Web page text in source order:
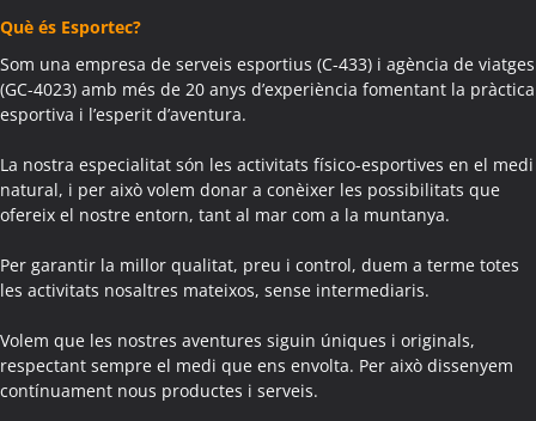
Colònies Escolars Agramunt
Activitats Teambuilding Empreses Aguilar de Segarra
Activitats Família Amics Aguilar de Segarra
Colònies Escolars Aguilar de Segarra
Activitats Teambuilding Empreses Agullana
Activitats Família Amics Agullana
Colònies Escolars Agullana
Activitats Família Amics Aiguafreda
Activitats Teambuilding Empreses Aiguamúrcia
Activitats Família Amics Aiguamúrcia
Colònies Escolars Aiguamúrcia
Què és Esportec?
Som una empresa de serveis esportius (C-433) i agència de viatges
(GC-4023) amb més de 20 anys d’experiència fomentant la pràctica
esportiva i l’esperit d’aventura.
La nostra especialitat són les activitats físico-esportives en el medi
natural, i per això volem donar a conèixer les possibilitats que
ofereix el nostre entorn, tant al mar com a la muntanya.
Per garantir la millor qualitat, preu i control, duem a terme totes
les activitats nosaltres mateixos, sense intermediaris.
Volem que les nostres aventures siguin úniques i originals,
respectant sempre el medi que ens envolta. Per això dissenyem
contínuament nous productes i serveis.